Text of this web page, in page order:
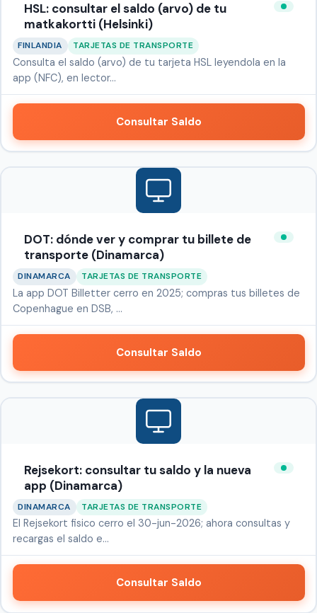
HSL: consultar el saldo (arvo) de tu
matkakortti (Helsinki)
FINLANDIA TARJETAS DE TRANSPORTE
Consulta el saldo (arvo) de tu tarjeta HSL leyendola en la
app (NFC), en lector…
Consultar Saldo
DOT: dónde ver y comprar tu billete de
transporte (Dinamarca)
DINAMARCA TARJETAS DE TRANSPORTE
La app DOT Billetter cerro en 2025; compras tus billetes de
Copenhague en DSB, …
Consultar Saldo
Rejsekort: consultar tu saldo y la nueva
app (Dinamarca)
DINAMARCA TARJETAS DE TRANSPORTE
El Rejsekort fisico cerro el 30-jun-2026; ahora consultas y
recargas el saldo e…
Consultar Saldo